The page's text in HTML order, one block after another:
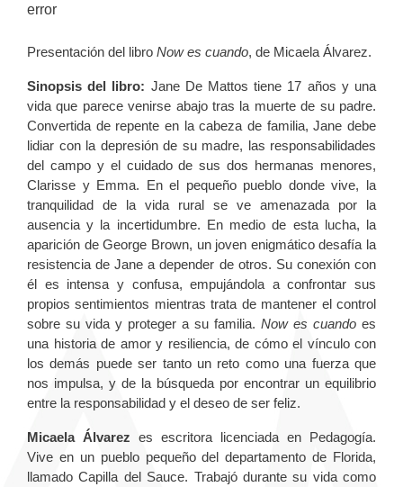
error
Presentación del libro Now es cuando, de Micaela Álvarez.
Sinopsis del libro: Jane De Mattos tiene 17 años y una
vida que parece venirse abajo tras la muerte de su padre.
Convertida de repente en la cabeza de familia, Jane debe
lidiar con la depresión de su madre, las responsabilidades
del campo y el cuidado de sus dos hermanas menores,
Clarisse y Emma. En el pequeño pueblo donde vive, la
tranquilidad de la vida rural se ve amenazada por la
ausencia y la incertidumbre. En medio de esta lucha, la
aparición de George Brown, un joven enigmático desafía la
resistencia de Jane a depender de otros. Su conexión con
él es intensa y confusa, empujándola a confrontar sus
propios sentimientos mientras trata de mantener el control
sobre su vida y proteger a su familia. Now es cuando es
una historia de amor y resiliencia, de cómo el vínculo con
los demás puede ser tanto un reto como una fuerza que
nos impulsa, y de la búsqueda por encontrar un equilibrio
entre la responsabilidad y el deseo de ser feliz.
Micaela Álvarez es escritora licenciada en Pedagogía.
Vive en un pueblo pequeño del departamento de Florida,
llamado Capilla del Sauce. Trabajó durante su vida como